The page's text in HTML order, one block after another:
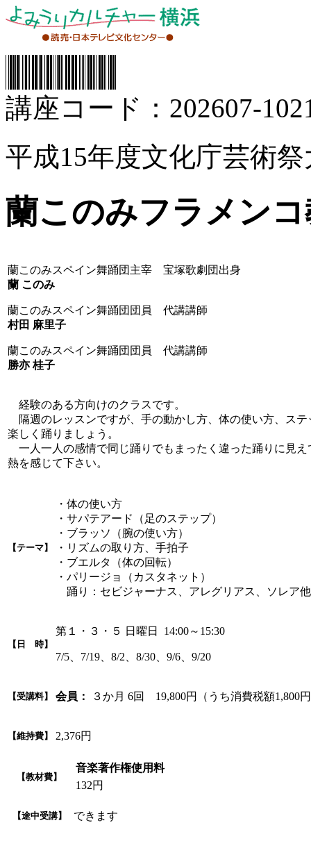
講座コード：202607-
平成15年度文化庁芸術
蘭このみフラメン
蘭このみスペイン舞踊団主宰 宝塚歌劇団出身
蘭 このみ
蘭このみスペイン舞踊団団員 代講講師
村田 麻里子
蘭このみスペイン舞踊団団員 代講講師
勝亦 桂子
経験のある方向けのクラスです。
隔週のレッスンですが、手の動かし方、体の使い方、ス
楽しく踊りましょう。
一人一人の感情で同じ踊りでもまったく違った踊りに見
熱を感じて下さい。
【テーマ】
・体の使い方
・サパテアード（足のステップ）
・ブラッソ（腕の使い方）
・リズムの取り方、手拍子
・ブエルタ（体の回転）
・パリージョ（カスタネット）
踊り：セビジャーナス、アレグリアス、ソレア他
【日 時】
第１・３・５ 日曜日 14:00～15:30
7/5、7/19、8/2、8/30、9/6、9/20
【受講料】 会員： ３か月 6回 19,800円（うち消費税額1,800
【維持費】 2,376円
【教材費】
音楽著作権使用料
132円
【途中受講】 できます